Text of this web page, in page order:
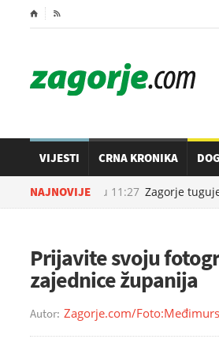
⌂ 
VIJESTI CRNA KRONIKA
NAJNOVIJE
08.08.2026. u11:27 Zagorje
Prijavite svoju
zajednice županija
Autor: Zagorje.com/